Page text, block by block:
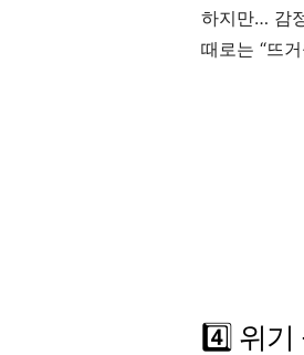
하지만… 감
때로는 “뜨
4️⃣ 위기